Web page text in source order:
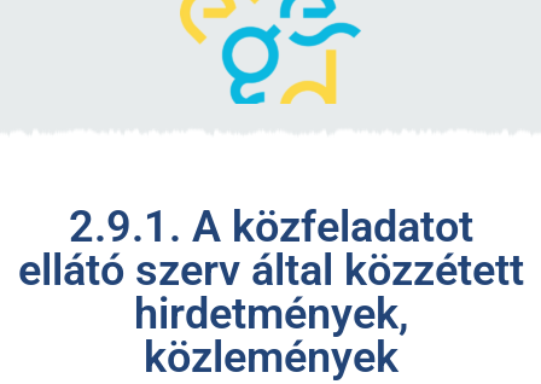
2.9.1. A közfeladatot
ellátó szerv által közzétett
hirdetmények,
közlemények